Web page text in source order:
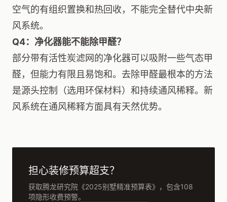
空气的有组织置换和热回收，不能完全替代中央新
风系统。
Q4：净化器能不能除甲醛？
部分带有活性炭滤网的净化器可以吸附一些气态甲
醛，但能力有限且易饱和。去除甲醛最根本的方法
是源头控制（选用环保材料）和持续通风稀释。新
风系统在通风稀释方面具有天然优势。
担心装修预算超支？
获取腾龙研究院《2025别墅精准预算表》，包含108
项隐形收费预警。